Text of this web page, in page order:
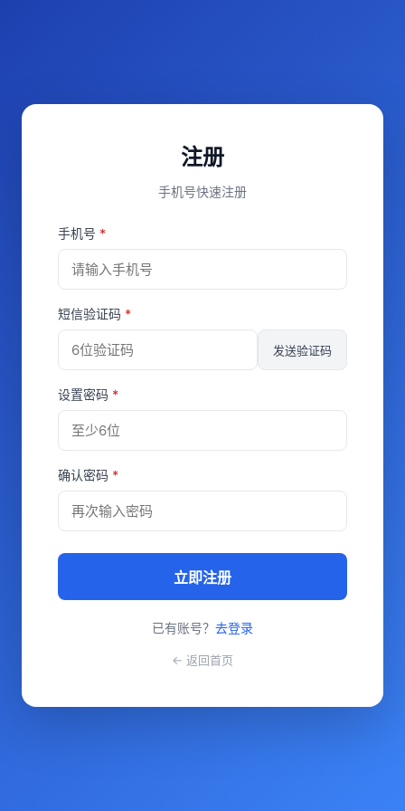
注册
手机号快速注册
手机号 *
短信验证码 *
发送验证码
设置密码 *
确认密码 *
立即注册
已有账号？ 去登录
← 返回首页